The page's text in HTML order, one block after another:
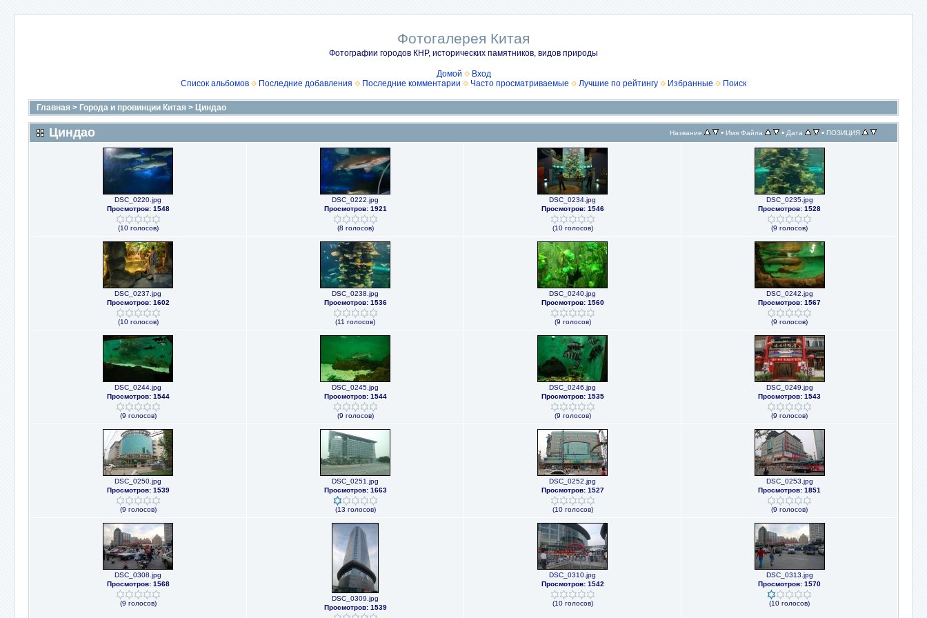
Фотогалерея Китая
Фотографии городов КНР, исторических памятников, видов природы
Домой
Вход
Список альбомов
Последние добавления Последние комментарии Часто просматриваемые Лучшие по рейтингу Избранные Поиск
Главная > Города и провинции Китая > Циндао
Циндао Название • Имя Файла • Дата • ПОЗИЦИЯ
DSC_0220.jpg
Просмотров: 1548
(10 голосов)
DSC_0222.jpg
Просмотров: 1921
(8 голосов)
DSC_0234.jpg
Просмотров: 1546
(10 голосов)
DSC_0235.jpg
Просмотров: 1528
(9 голосов)
DSC_0237.jpg
Просмотров: 1602
(10 голосов)
DSC_0238.jpg
Просмотров: 1536
(11 голосов)
DSC_0240.jpg
Просмотров: 1560
(9 голосов)
DSC_0242.jpg
Просмотров: 1567
(9 голосов)
DSC_0244.jpg
Просмотров: 1544
(9 голосов)
DSC_0245.jpg
Просмотров: 1544
(9 голосов)
DSC_0246.jpg
Просмотров: 1535
(9 голосов)
DSC_0249.jpg
Просмотров: 1543
(9 голосов)
DSC_0250.jpg
Просмотров: 1539
(9 голосов)
DSC_0251.jpg
Просмотров: 1663
(13 голосов)
DSC_0252.jpg
Просмотров: 1527
(10 голосов)
DSC_0253.jpg
Просмотров: 1851
(9 голосов)
DSC_0308.jpg
Просмотров: 1568
(9 голосов)
DSC_0309.jpg
Просмотров: 1539
DSC_0310.jpg
Просмотров: 1542
(10 голосов)
DSC_0313.jpg
Просмотров: 1570
(10 голосов)